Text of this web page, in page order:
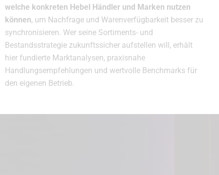
welche konkreten Hebel Händler und Marken nutzen
können, um Nachfrage und Warenverfügbarkeit besser zu
synchronisieren. Wer seine Sortiments- und
Bestandsstrategie zukunftssicher aufstellen will, erhält
hier fundierte Marktanalysen, praxisnahe
Handlungsempfehlungen und wertvolle Benchmarks für
den eigenen Betrieb.